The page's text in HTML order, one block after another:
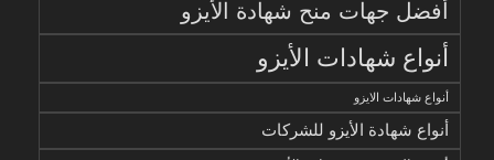
أفضل جهات منح شهادة الأيزو
أنواع شهادات الأيزو
أنواع شهادات الايزو
أنواع شهادة الأيزو للشركات